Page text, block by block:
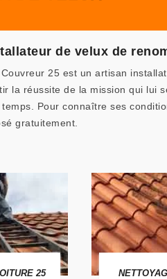
de velux de
25 est un artisan
la réussite de la mission qui lui
Pour connaître ses
gratuitement.
25